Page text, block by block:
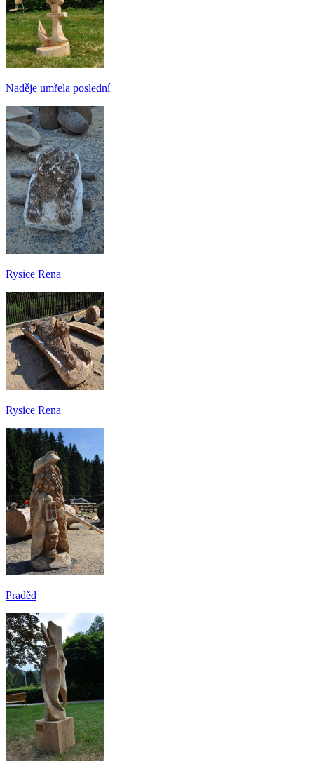
Naděje umřela poslední
Rysice Rena
Rysice Rena
Praděd